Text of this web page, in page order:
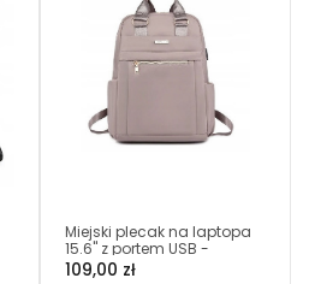
Miejski plecak na laptopa
15.6" z portem USB -
Beżowy (T111)
109,00 zł